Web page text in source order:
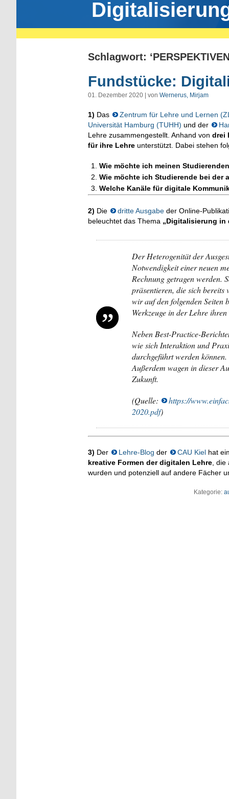
Schlagwort:
Fundstücke:
01. Dezember 2020 | von Wernerus, Mirjam
1) Das Zentrum für Lehre und Lernen
Universität Hamburg (TUHH) und der
Lehre zusammengestellt. Anhand von drei
für ihre Lehre unterstützt. Dabei stehen
Wie möchte ich meinen
Wie möchte ich Studierende bei der
Welche Kanäle für digitale
2) Die dritte Ausgabe der Online-
beleuchtet das Thema „Digitalisierung in
Der Heterogenität der
Notwendigkeit einer neuen
Rechnung getragen werden.
präsentieren, die sich bereits
wir auf den folgenden Seiten
Werkzeuge in der Lehre
Neben Best-Practice-
wie sich Interaktion und
durchgeführt werden können.
Außerdem wagen in dieser
Zukunft.
(Quelle:
https://
2020.pdf)
3) Der Lehre-Blog der CAU Kiel hat
kreative Formen der digitalen Lehre ,
wurden und potenziell auf andere Fächer
Kategorie: